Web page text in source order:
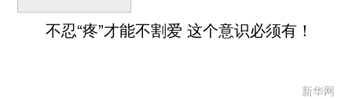
不忍“疼”才能不割爱 这个意识必须有！
新华网